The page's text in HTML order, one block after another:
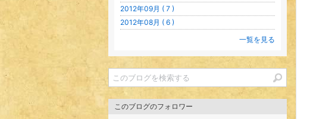
2012年09月 ( 7 )
2012年08月 ( 6 )
一覧を見る
このブログのフォロワー